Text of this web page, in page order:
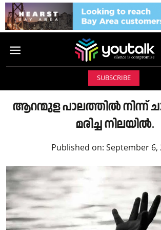
SUBSCRIBE
ആറന്മുള പാലത്തിൽ നിന്ന്
മരിച്ച നിലയിൽ.
Published on: September 6,